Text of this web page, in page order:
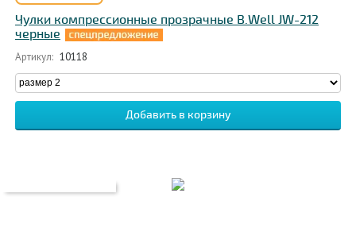
Чулки компрессионные прозрачные B.Well JW-212
черные
Артикул: 10118